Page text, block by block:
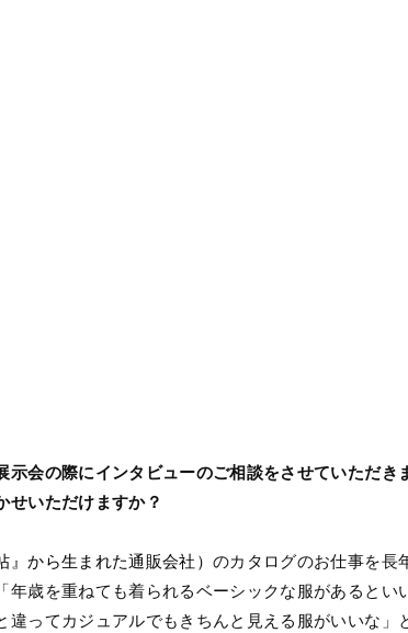
会の際にインタビューのご相談をさせていただき
せいただけますか？
』から生まれた通販会社）のカタログのお仕事を長
年歳を重ねても着られるベーシックな服があるとい
違ってカジュアルでもきちんと見える服がいいな」